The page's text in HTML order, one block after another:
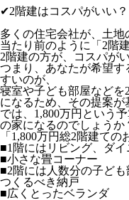
✔2階建はコスパがいい？
多くの住宅会社が、土地
当たり前のように「2階
2階建の方が、コスパが
つまり、あなたが希望
すいのが、
寝室や子ども部屋など
になるため、その提案が
では、1,800万円という
の家になるのでしょうか
「1,800万円総2階建ての
■1階にはリビング、ダ
■小さな畳コーナー
■2階には人数分の子ど
つくるべき納戸
■広くとったベランダ